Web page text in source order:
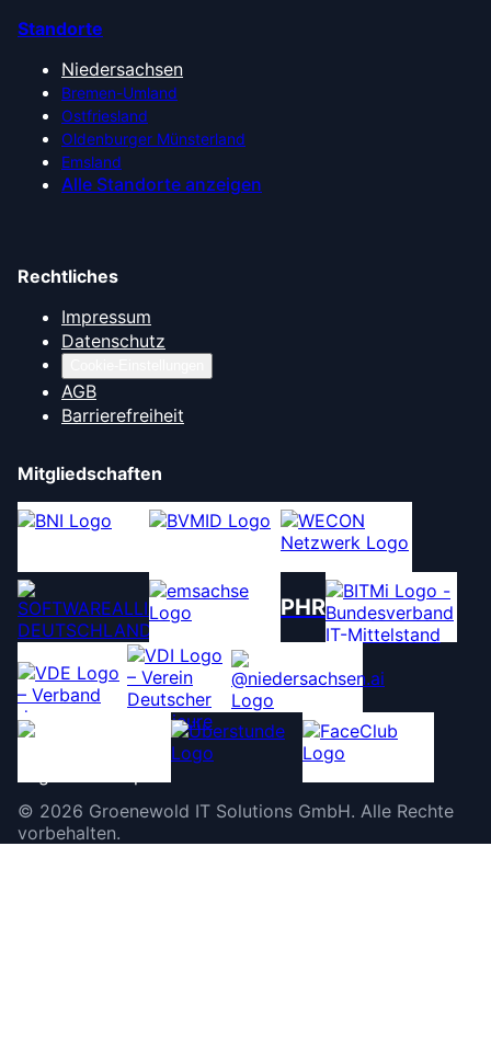
Standorte
Niedersachsen
Bremen-Umland
Ostfriesland
Oldenburger Münsterland
Emsland
Alle Standorte anzeigen
Rechtliches
Impressum
Datenschutz
AGB
Barrierefreiheit
Mitgliedschaften
PHR
© 2026 Groenewold IT Solutions GmbH. Alle Rechte
vorbehalten.